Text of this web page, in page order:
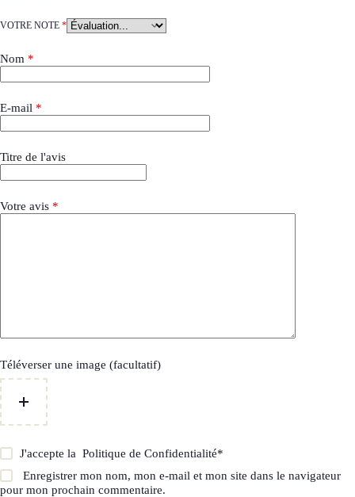
VOTRE NOTE *
Nom *
E-mail *
Titre de l'avis
Votre avis *
Téléverser une image (facultatif)
J'accepte laPolitique de Confidentialité*
Enregistrer mon nom, mon e-mail et mon site dans le navigateur
pour mon prochain commentaire.